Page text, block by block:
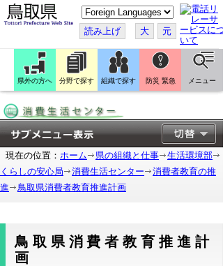
こ
の
ペ
ー
ジ
翻
訳
す
読み上げ 大 元
県外の方へ 分野で探す 組織で探す 防災 緊急 メニュー
現在の位置： ホーム 県の組織と仕事
生活環境部
くらしの安心局
消費生活センター
消費者教育の推
進
鳥取県消費者教育推進計画
鳥取県消費者教育推進計
画